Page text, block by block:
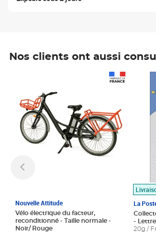
Nos clients ont aussi
Nouvelle Attitude
Vélo électrique du facteur,
reconditionné - Taille normale -
Noir/ Rouge
La
-
20g /
Prix